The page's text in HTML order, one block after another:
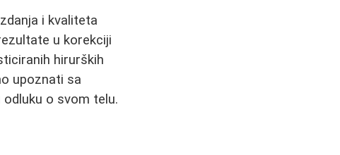
i kvaliteta
u korekciji
hirurških
upoznati sa
o svom telu.